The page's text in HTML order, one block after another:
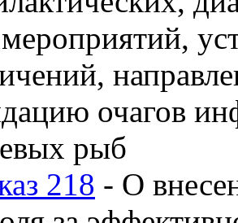
очагов
рыб
218 - О